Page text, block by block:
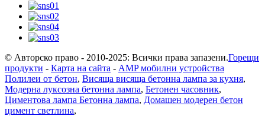
© Авторско право - 2010-2025: Всички права запазени.Горещи
продукти - Карта на сайта - AMP мобилни устройства
Полилеи от бетон, Висяща висяща бетонна лампа за кухня,
Модерна луксозна бетонна лампа, Бетонен часовник,
Циментова лампа Бетонна лампа, Домашен модерен бетон
цимент светлина,